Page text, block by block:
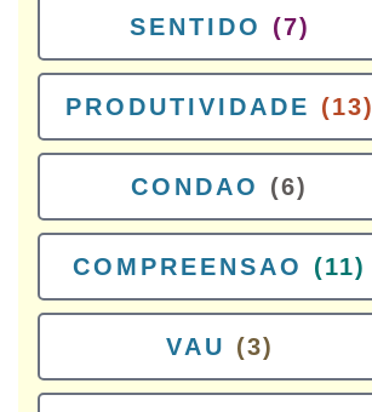
SENTIDO (7)
PRODUTIVIDADE (13)
CONDAO (6)
COMPREENSAO (11)
VAU (3)